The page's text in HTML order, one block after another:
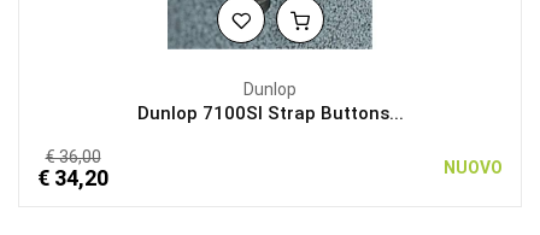
Dunlop
Dunlop 7100SI Strap Buttons...
€ 36,00
€ 34,20 NUOVO